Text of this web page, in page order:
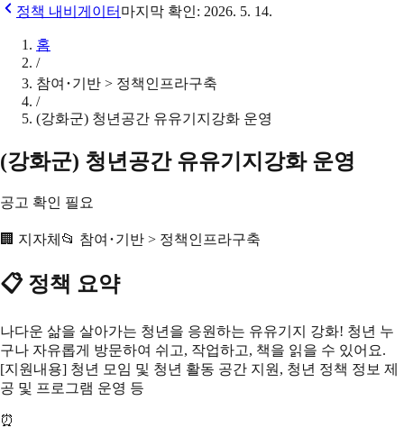
정책 내비게이터 마지막 확인: 2026. 5. 14.
홈
/
참여･기반 > 정책인프라구축
/
(강화군) 청년공간 유유기지강화 운영
(강화군) 청년공간 유유기지강화 운영
공고 확인 필요
🏢 지자체 📂 참여･기반 > 정책인프라구축
📋 정책 요약
나다운 삶을 살아가는 청년을 응원하는 유유기지 강화! 청년 누
구나 자유롭게 방문하여 쉬고, 작업하고, 책을 읽을 수 있어요.
[지원내용] 청년 모임 및 청년 활동 공간 지원, 청년 정책 정보 제
공 및 프로그램 운영 등
⏰